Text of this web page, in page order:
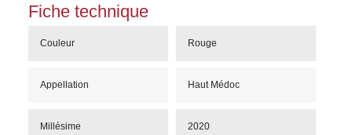
Fiche technique
Couleur Rouge
Appellation Haut Médoc
Millésime 2020